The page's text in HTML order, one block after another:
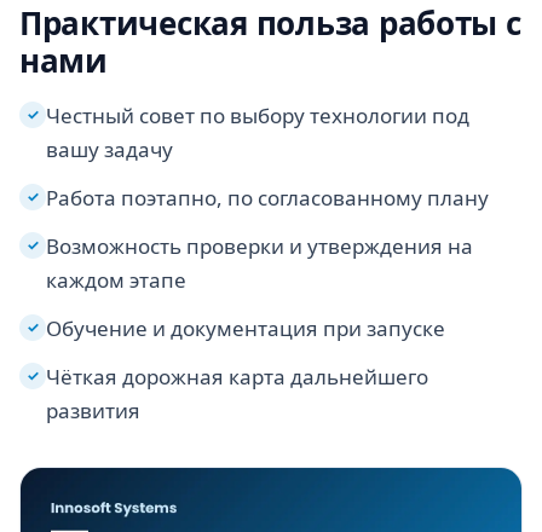
Практическая польза работы с
нами
✓ Честный совет по выбору технологии под
вашу задачу
✓ Работа поэтапно, по согласованному плану
✓ Возможность проверки и утверждения на
каждом этапе
✓ Обучение и документация при запуске
✓ Чёткая дорожная карта дальнейшего
развития